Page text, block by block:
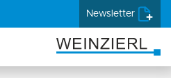
Newsletter